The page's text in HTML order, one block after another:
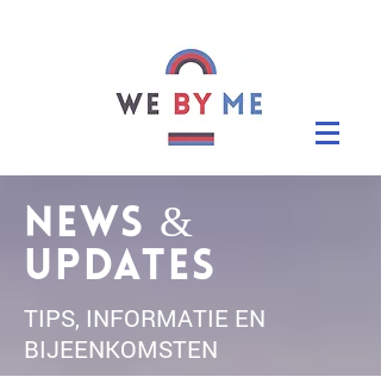
NEWS &
UPDATES
TIPS, INFORMATIE EN
BIJEENKOMSTEN